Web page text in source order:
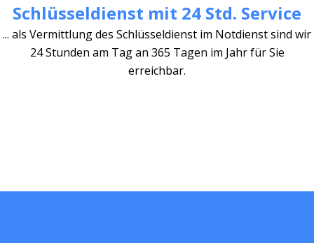
Schlüsseldienst mit 24 Std. Service
... als Vermittlung des Schlüsseldienst im Notdienst sind wir
24 Stunden am Tag an 365 Tagen im Jahr für Sie
erreichbar.